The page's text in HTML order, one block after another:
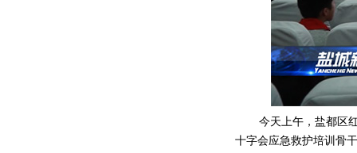
今天上午，盐都区
十字会应急救护培训骨